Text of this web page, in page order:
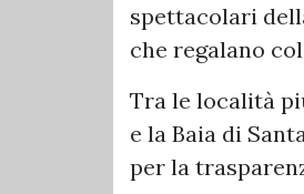
spettacolari
che regalano
Tra le località
e la Baia di
per la